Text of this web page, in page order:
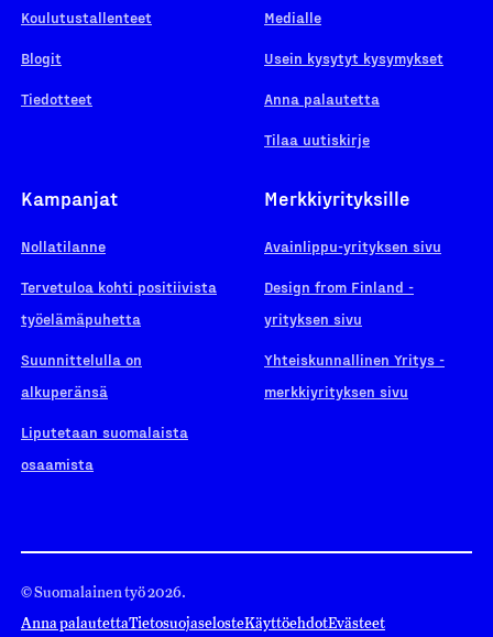
Koulutustallenteet
Blogit
Tiedotteet
Medialle
Usein kysytyt kysymykset
Anna palautetta
Tilaa uutiskirje
Kampanjat
Nollatilanne
Tervetuloa kohti positiivista
työelämäpuhetta
Suunnittelulla on
alkuperänsä
Liputetaan suomalaista
osaamista
Merkkiyrityksille
Avainlippu-yrityksen sivu
Design from Finland -
yrityksen sivu
Yhteiskunnallinen Yritys -
merkkiyrityksen sivu
© Suomalainen työ 2026.
Anna palautettaTietosuojaselosteKäyttöehdotEvästeet